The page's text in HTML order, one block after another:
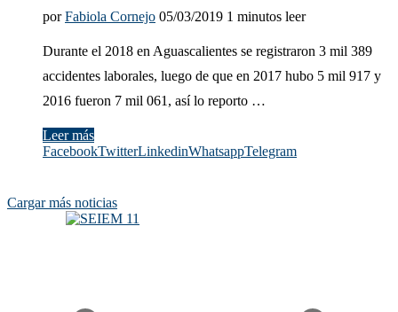
porFabiola Cornejo 05/03/2019 1 minutos leer
Durante el 2018 en Aguascalientes se registraron 3 mil 389
accidentes laborales, luego de que en 2017 hubo 5 mil 917 y
2016 fueron 7 mil 061, así lo reporto …
Leer más
FacebookTwitterLinkedinWhatsappTelegram
Cargar más noticias